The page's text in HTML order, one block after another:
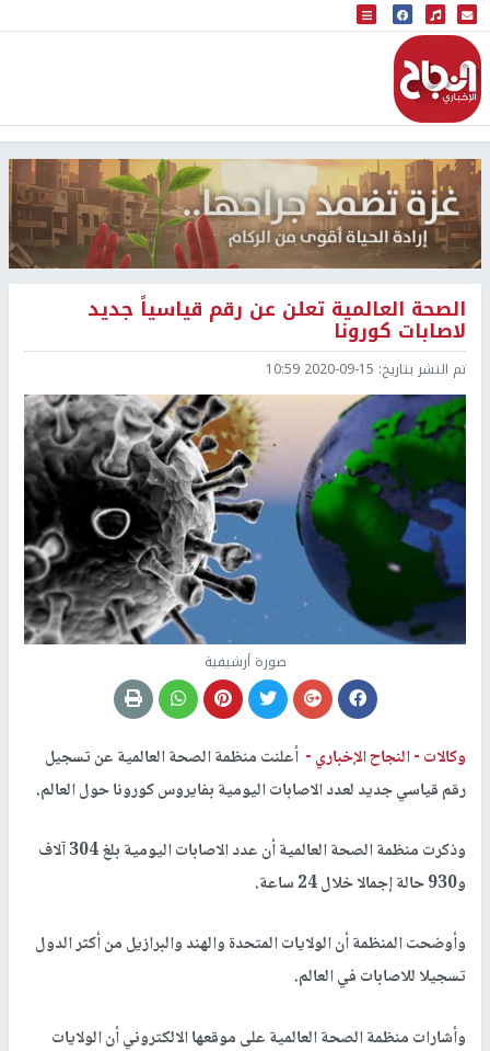
البث المباشر
إذاعة النجاح
الصحة العالمية تعلن عن رقم قياسياً جديد
لاصابات كورونا
تم النشر بتاريخ: 2020-09-15 10:59
صورة أرشيفية
وكالات -النجاح الإخباري - أعلنت منظمة الصحة العالمية عن تسجيل
رقم قياسي جديد لعدد الاصابات اليومية بفايروس كورونا حول العالم.
وذكرت منظمة الصحة العالمية أن عدد الاصابات اليومية بلغ 304 آلاف
و930 حالة إجمالا خلال 24 ساعة.
وأوضحت المنظمة أن الولايات المتحدة والهند والبرازيل من أكثر الدول
تسجيلا للاصابات في العالم.
وأشارات منظمة الصحة العالمية على موقعها الالكتروني أن الولايات